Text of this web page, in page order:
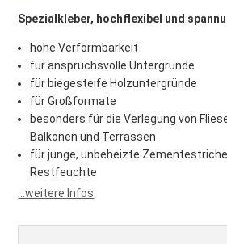
Spezialkleber, hochflexibel und
hohe Verformbarkeit
für anspruchsvolle Untergründe
für biegesteife Holzuntergründe
für Großformate
besonders für die Verlegung von
Balkonen und Terrassen
für junge, unbeheizte Zementestriche
Restfeuchte
...weitere Infos